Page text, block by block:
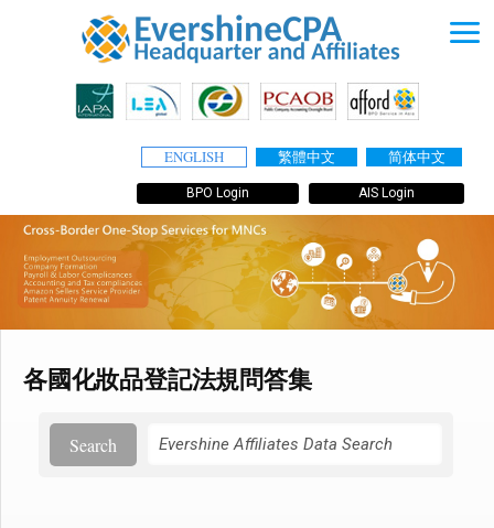
ENGLISH 繁體中文 简体中文
BPO Login AIS Login
各國化妝品登記法規問答集
Search